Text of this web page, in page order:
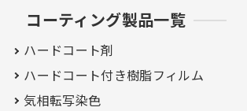
コーティング製品一覧
ハードコート剤
ハードコート付き樹脂フィルム
気相転写染色